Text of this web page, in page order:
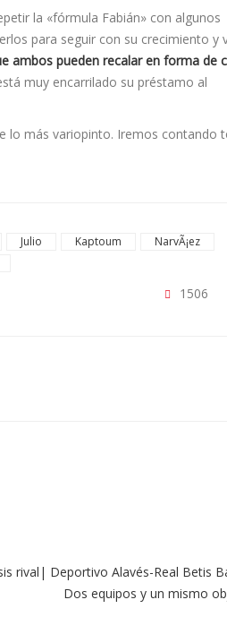
la «fórmula Fabián» con algunos
para seguir con su crecimiento y
ambos pueden recalar en forma de
muy encarrilado su préstamo al
lo más variopinto. Iremos contando
Julio Kaptoum
NarvÃ¡ez
1506
rival| Deportivo Alavés-Real Betis
Dos equipos y un mismo